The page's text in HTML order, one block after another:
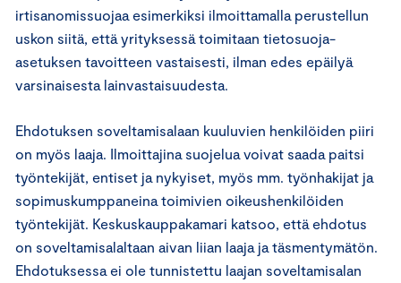
irtisanomissuojaa esimerkiksi ilmoittamalla perustellun
uskon siitä, että yrityksessä toimitaan tietosuoja-
asetuksen tavoitteen vastaisesti, ilman edes epäilyä
varsinaisesta lainvastaisuudesta.
Ehdotuksen soveltamisalaan kuuluvien henkilöiden piiri
on myös laaja. Ilmoittajina suojelua voivat saada paitsi
työntekijät, entiset ja nykyiset, myös mm. työnhakijat ja
sopimuskumppaneina toimivien oikeushenkilöiden
työntekijät. Keskuskauppakamari katsoo, että ehdotus
on soveltamisalaltaan aivan liian laaja ja täsmentymätön.
Ehdotuksessa ei ole tunnistettu laajan soveltamisalan